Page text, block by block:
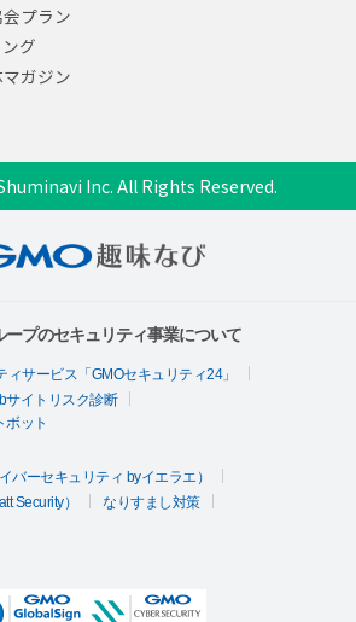
プラン
グ
ガジン
Inc. All Rights Reserved.